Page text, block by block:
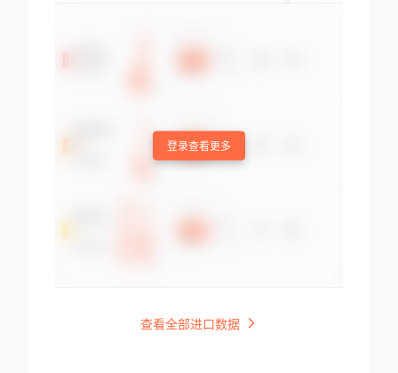
登录查看更多
查看全部进口数据